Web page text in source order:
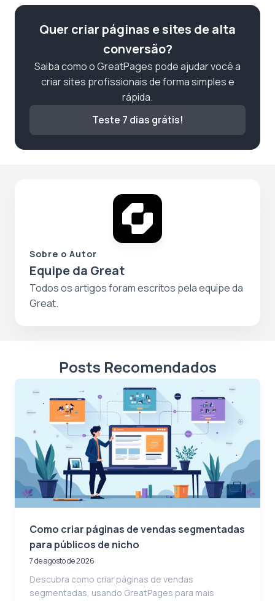
Quer criar páginas e sites de alta
conversão?
Saiba como o GreatPages pode ajudar você a
criar sites profissionais de forma simples e
rápida.
Teste 7 dias grátis!
Sobre o Autor
Equipe da Great
Todos os artigos foram escritos pela equipe da
Great.
Posts Recomendados
Como criar páginas de vendas segmentadas
para públicos de nicho
7 de agosto de 2026
Descubra como criar páginas de vendas
segmentadas, usando GreatPages para mais